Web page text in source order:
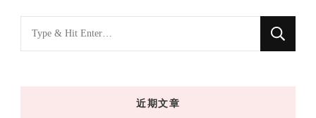
找
什
近期文章